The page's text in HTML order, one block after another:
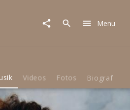
Menu
Videos Fotos Biografie